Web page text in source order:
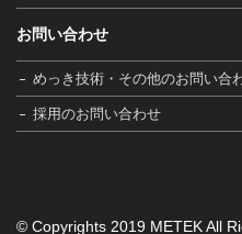
お問い合わせ
めっき技術・その他のお問い合
採用のお問い合わせ
© Copyrights 2019 METEK All